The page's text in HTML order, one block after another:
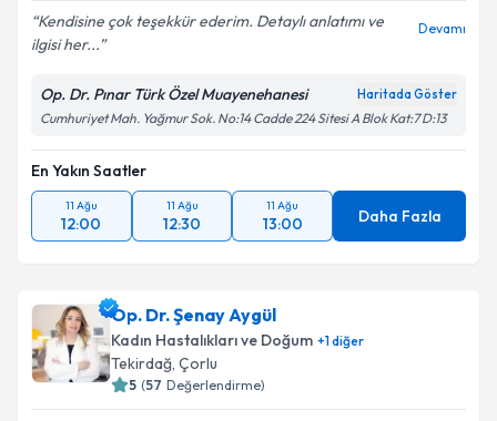
kapsamda işlenmesini kabul ediyorum.
Kendisine çok teşekkür ederim. Detaylı anlatımı ve
ilgisi her...
Devamı
Op. Dr. Pınar Türk Özel Muayenehanesi Haritada Göster
Cumhuriyet Mah. Yağmur Sok. No:14 Cadde 224 Sitesi A Blok Kat:7 D:13
En Yakın Saatler
11 Ağu
12:00
11 Ağu
12:30
11 Ağu
13:00 Daha Fazla
Op. Dr. Şenay Aygül
Kadın Hastalıkları ve Doğum +1diğer
Tekirdağ, Çorlu
5 (57 Değerlendirme)